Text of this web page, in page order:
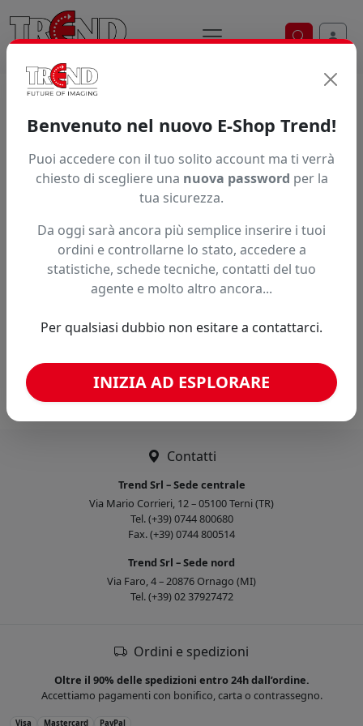
Ricerca
Articolo non trovato.
Hai trovato questo prodotto ad un prezzo più basso?
Fai una segnalazione
Confronta con articoli simili
Caricamento confronto...
Contatti
Trend Srl – Sede centrale
Via Mario Corrieri, 12 – 05100 Terni (TR)
Tel. (+39) 0744 800680
Fax. (+39) 0744 800514
Trend Srl – Sede nord
Via Faro, 4 – 20876 Ornago (MI)
Tel. (+39) 02 37927472
Ordini e spedizioni
Oltre il 90% delle spedizioni entro 24h dall’ordine.
Accettiamo pagamenti con bonifico, carta o contrassegno.
Visa Mastercard PayPal
Benvenuto nel nuovo E-Shop Trend!
Puoi accedere con il tuo solito account ma ti verrà
chiesto di scegliere una nuova password per la
tua sicurezza.
Da oggi sarà ancora più semplice inserire i tuoi
ordini e controllarne lo stato, accedere a
statistiche, schede tecniche, contatti del tuo
agente e molto altro ancora...
Per qualsiasi dubbio non esitare a contattarci.
INIZIA AD ESPLORARE